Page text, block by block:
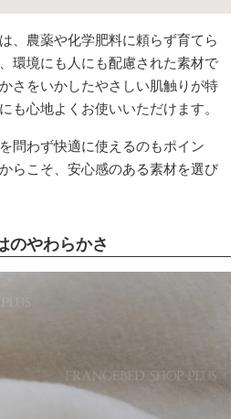
、農薬や化学肥料に頼らず育てら
環境にも人にも配慮された素材で
さをいかしたやさしい肌触りが特
も心地よくお使いいただけます。
問わず快適に使えるのもポイン
らこそ、安心感のある素材を選び
のやわらかさ